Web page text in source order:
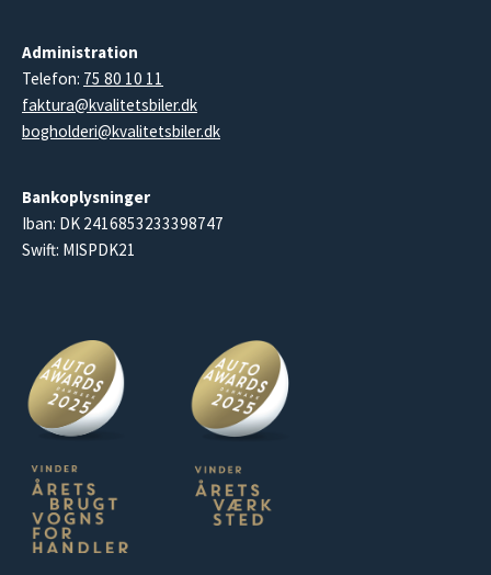
Administration
Telefon: 75 80 10 11
faktura@kvalitetsbiler.dk
bogholderi@kvalitetsbiler.dk
Bankoplysninger
Iban: DK 2416853233398747
Swift: MISPDK21